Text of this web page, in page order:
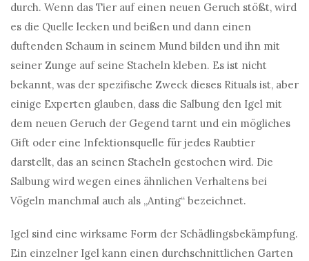
durch. Wenn das Tier auf einen neuen Geruch stößt, wird
es die Quelle lecken und beißen und dann einen
duftenden Schaum in seinem Mund bilden und ihn mit
seiner Zunge auf seine Stacheln kleben. Es ist nicht
bekannt, was der spezifische Zweck dieses Rituals ist, aber
einige Experten glauben, dass die Salbung den Igel mit
dem neuen Geruch der Gegend tarnt und ein mögliches
Gift oder eine Infektionsquelle für jedes Raubtier
darstellt, das an seinen Stacheln gestochen wird. Die
Salbung wird wegen eines ähnlichen Verhaltens bei
Vögeln manchmal auch als „Anting“ bezeichnet.
Igel sind eine wirksame Form der Schädlingsbekämpfung.
Ein einzelner Igel kann einen durchschnittlichen Garten